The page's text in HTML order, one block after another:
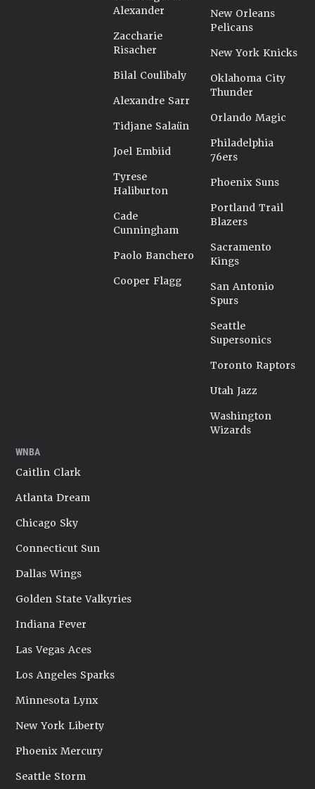
Alexander
Zaccharie
Risacher
Bilal Coulibaly
Alexandre Sarr
Tidjane Salaün
Joel Embiid
Tyrese
Haliburton
Cade
Cunningham
Paolo Banchero
Cooper Flagg
New Orleans
Pelicans
New York Knicks
Oklahoma City
Thunder
Orlando Magic
Philadelphia
76ers
Phoenix Suns
Portland Trail
Blazers
Sacramento
Kings
San Antonio
Spurs
Seattle
Supersonics
Toronto Raptors
Utah Jazz
Washington
Wizards
WNBA
Caitlin Clark
Atlanta Dream
Chicago Sky
Connecticut Sun
Dallas Wings
Golden State Valkyries
Indiana Fever
Las Vegas Aces
Los Angeles Sparks
Minnesota Lynx
New York Liberty
Phoenix Mercury
Seattle Storm